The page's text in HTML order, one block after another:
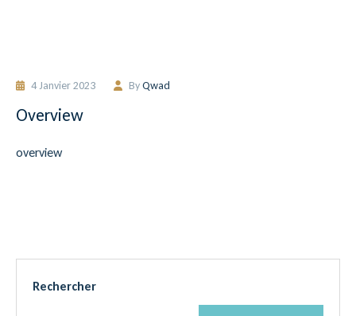
4 Janvier 2023 ByQwad
Overview
overview
Rechercher